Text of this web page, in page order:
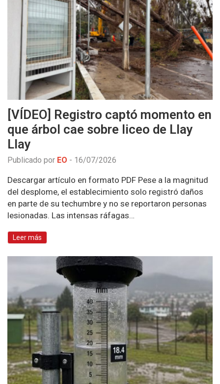
[VÍDEO] Registro captó momento en
que árbol cae sobre liceo de Llay
Llay
Publicado por EO - 16/07/2026
Descargar artículo en formato PDF Pese a la magnitud
del desplome, el establecimiento solo registró daños
en parte de su techumbre y no se reportaron personas
lesionadas. Las intensas ráfagas…
Leer más